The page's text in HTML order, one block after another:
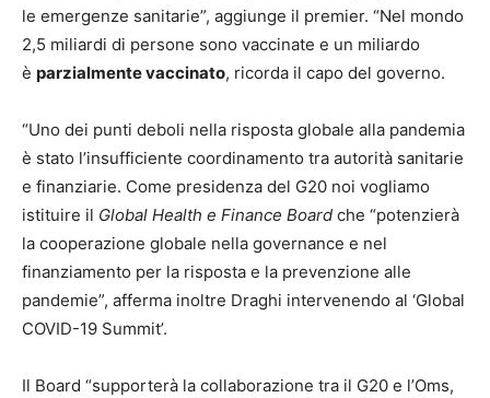
le emergenze sanitarie”, aggiunge il premier. “Nel mondo
2,5 miliardi di persone sono vaccinate e un miliardo
è parzialmente vaccinato, ricorda il capo del governo.
“Uno dei punti deboli nella risposta globale alla pandemia
è stato l’insufficiente coordinamento tra autorità sanitarie
e finanziarie. Come presidenza del G20 noi vogliamo
istituire il Global Health e Finance Board che “potenzierà
la cooperazione globale nella governance e nel
finanziamento per la risposta e la prevenzione alle
pandemie”, afferma inoltre Draghi intervenendo al ‘Global
COVID-19 Summit’.
Il Board “supporterà la collaborazione tra il G20 e l’Oms,